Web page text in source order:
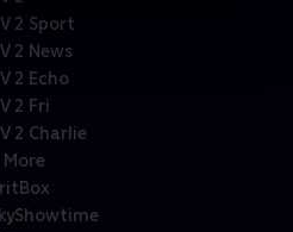
2 Sport
2 News
2 Echo
2 Fri
2 Charlie
More